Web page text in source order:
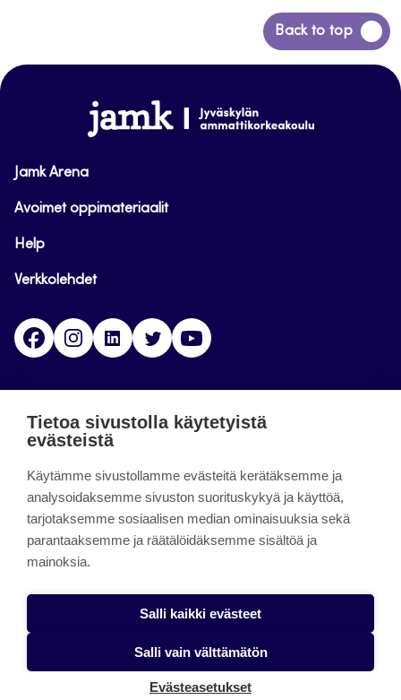
Back to top
Siirry
takaisin
www.jamk.fi
Jamk Arena
Avoimet oppimateriaalit
Help
Verkkolehdet
FacebookInstagramLinkedinTwitter
päättynyt 11.9.2023.
About the site
Käyttöehdot
Alasottoilmoitus
Tietoa sivustolla käytetyistä
evästeistä
Käytämme sivustollamme evästeitä kerätäksemme ja
analysoidaksemme sivuston suorituskykyä ja käyttöä,
tarjotaksemme sosiaalisen median ominaisuuksia sekä
parantaaksemme ja räätälöidäksemme sisältöä ja
mainoksia.
Salli kaikki evästeet
Salli vain välttämätön
Evästeasetukset